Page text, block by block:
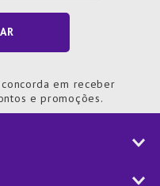
em receber
e promoções.